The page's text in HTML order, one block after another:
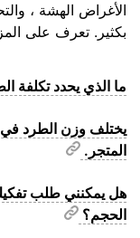
الأغراض الهشة ،
بكثير. تعرف على
ما الذي يحدد تكلفة
يختلف وزن الطرد في
المتجر.
هل يمكنني طلب
الحجم؟